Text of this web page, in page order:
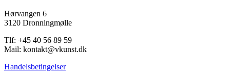
Hørvangen 6
3120 Dronningmølle
Tlf: +45 40 56 89 59
Mail: kontakt@vkunst.dk
Handelsbetingelser